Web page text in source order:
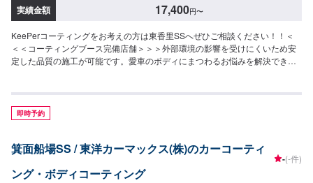
実績金額 17,400円〜
KeePerコーティングをお考えの方は東香里SSへぜひご相談ください！！＜
＜＜コーティングブース完備店舗＞＞＞外部環境の影響を受けにくいため安
定した品質の施工が可能です。愛車のボディにまつわるお悩みを解決できる
丁寧に仕上げます！【対応キーパーメニュー】＜クリスタルキーパー（作業
時間：1時間30分〜3時間）＞一年に一回の施工で愛車の輝きを保ちます！⚪︎
施工価格（車サイズ）17,400円（SSサイズ）19,500円（Sサイズ）21,800円
ズ）＜フレッシュキーパー（作業時間：2時間）＞汚れの密着を防ぐ独特な防
汚能力を持つコーティングです。青空駐車でも綺麗を保つ！ノーメンテで1年
耐久！⚪︎施工価格（車サイズ）27,400円（SSサイズ）29,500円（Sサイズ）
即時予約
箕面船場SS / 東洋カーマックス(株)のカーコーティ
ング・ボディコーティング
-(-件)